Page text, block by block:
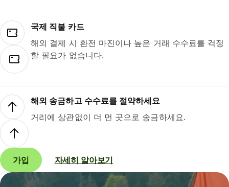
국제 직불 카드
해외 결제 시 환전 마진이나 높은 거래 수수료를 걱정
할 필요가 없습니다.
해외 송금하고 수수료를 절약하세요
거리에 상관없이 더 먼 곳으로 송금하세요.
가입 자세히 알아보기